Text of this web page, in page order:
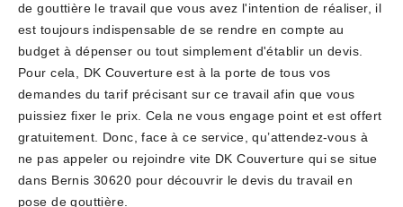
de gouttière le travail que vous avez l'intention de réaliser, il
est toujours indispensable de se rendre en compte au
budget à dépenser ou tout simplement d'établir un devis.
Pour cela, DK Couverture est à la porte de tous vos
demandes du tarif précisant sur ce travail afin que vous
puissiez fixer le prix. Cela ne vous engage point et est offert
gratuitement. Donc, face à ce service, qu’attendez-vous à
ne pas appeler ou rejoindre vite DK Couverture qui se situe
dans Bernis 30620 pour découvrir le devis du travail en
pose de gouttière.